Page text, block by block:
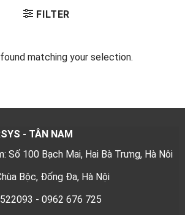
FILTER
matching your selection.
- TÂN NAM
Số 100 Bạch Mai, Hai Bà Trưng, Hà Nôi
Bộc, Đống Đa, Hà Nội
- 0962 676 725